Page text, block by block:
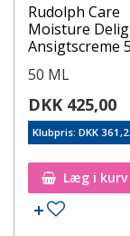
Rudolph Care
Moisture
Ansigtscreme
50 ML
DKK 425,00
Klubpris: DKK
Læg i kurv